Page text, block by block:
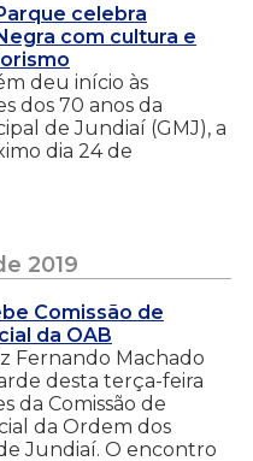
celebra
com cultura e
deu início às
dos 70 anos da
de Jundiaí (GMJ), a
dia 24 de
2019
Comissão de
da OAB
Fernando Machado
desta terça-feira
da Comissão de
da Ordem dos
Jundiaí. O encontro